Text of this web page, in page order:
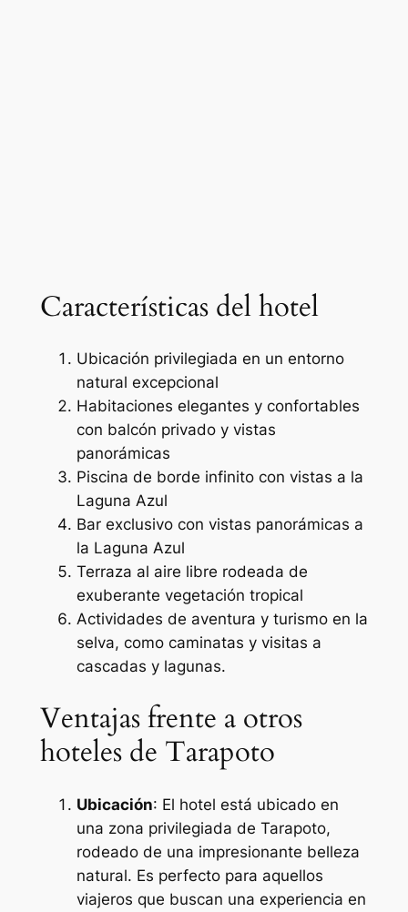
Características del hotel
Ubicación privilegiada en un entorno
natural excepcional
Habitaciones elegantes y confortables
con balcón privado y vistas
panorámicas
Piscina de borde infinito con vistas a la
Laguna Azul
Bar exclusivo con vistas panorámicas a
la Laguna Azul
Terraza al aire libre rodeada de
exuberante vegetación tropical
Actividades de aventura y turismo en la
selva, como caminatas y visitas a
cascadas y lagunas.
Ventajas frente a otros
hoteles de Tarapoto
Ubicación: El hotel está ubicado en
una zona privilegiada de Tarapoto,
rodeado de una impresionante belleza
natural. Es perfecto para aquellos
viajeros que buscan una experiencia en